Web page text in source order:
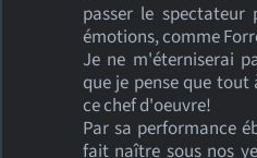
passer le
émotions, comme
Je ne m'éterniserai
que je pense que
ce chef d'oeuvre!
Par sa performance
fait naître sous nos